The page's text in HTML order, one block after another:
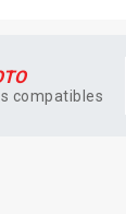
compatibles